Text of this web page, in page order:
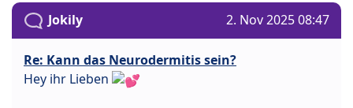
Jokily 2. Nov 2025 08:47
Re: Kann das Neurodermitis sein?
Hey ihr Lieben